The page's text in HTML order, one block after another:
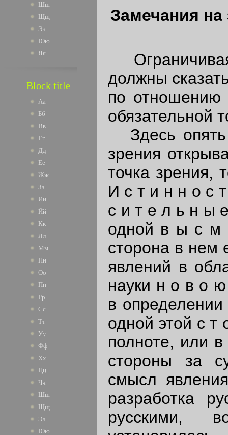
Шш
Щщ
Ээ
Юю
Яя
Block title
Аа
Бб
Вв
Гг
Дд
Ее
Жж
Зз
Ии
Йй
Кк
Лл
Мм
Нн
Оо
Пп
Рр
Сс
Тт
Уу
Фф
Хх
Цц
Чч
Шш
Щщ
Ээ
Юю
Замечания на
должны
по отношению
обязательной
Здесь опять
зрения
точка зрения,
И с т и н н о с
с и т е л ь н ы
одной в ы с м
сторона в нем
явлений в
науки н о в о
в
одной этой с
полноте, или
стороны за
смысл
разработка
русскими,